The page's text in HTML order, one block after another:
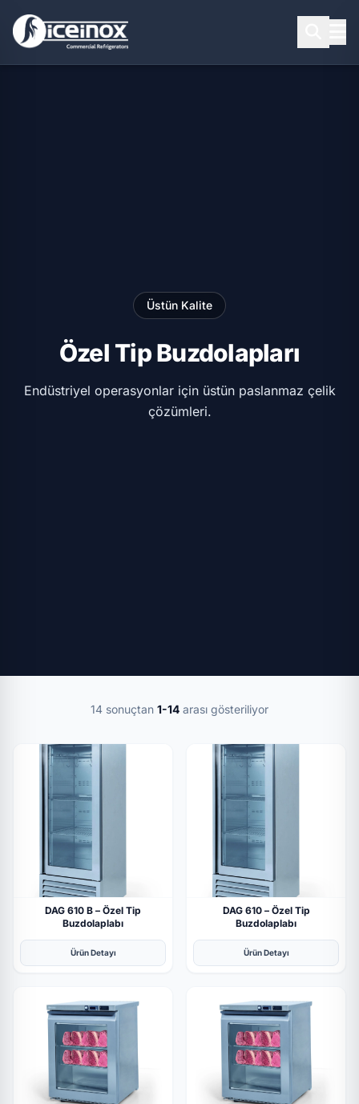
Üstün Kalite
Özel Tip Buzdolapları
Endüstriyel operasyonlar için üstün paslanmaz çelik
çözümleri.
14 sonuçtan 1-14 arası gösteriliyor
DAG 610 B – Özel Tip
Buzdolaplabı
Ürün Detayı
DAG 610 – Özel Tip
Buzdolaplabı
Ürün Detayı